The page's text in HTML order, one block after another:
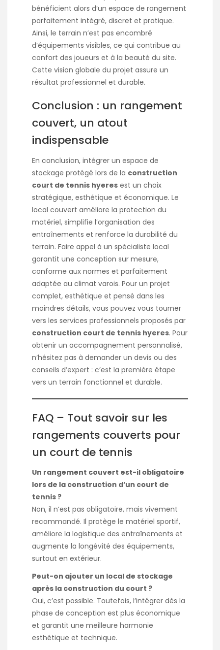
bénéficient alors d’un espace de rangement
parfaitement intégré, discret et pratique.
Ainsi, le terrain n’est pas encombré
d’équipements visibles, ce qui contribue au
confort des joueurs et à la beauté du site.
Cette vision globale du projet assure un
résultat professionnel et durable.
Conclusion : un rangement
couvert, un atout
indispensable
En conclusion, intégrer un espace de
stockage protégé lors de la construction
court de tennis hyeres est un choix
stratégique, esthétique et économique. Le
local couvert améliore la protection du
matériel, simplifie l’organisation des
entraînements et renforce la durabilité du
terrain. Faire appel à un spécialiste local
garantit une conception sur mesure,
conforme aux normes et parfaitement
adaptée au climat varois. Pour un projet
complet, esthétique et pensé dans les
moindres détails, vous pouvez vous tourner
vers les services professionnels proposés par
construction court de tennis hyeres. Pour
obtenir un accompagnement personnalisé,
n’hésitez pas à demander un devis ou des
conseils d’expert : c’est la première étape
vers un terrain fonctionnel et durable.
FAQ – Tout savoir sur les
rangements couverts pour
un court de tennis
Un rangement couvert est-il obligatoire
lors de la construction d’un court de
tennis ?
Non, il n’est pas obligatoire, mais vivement
recommandé. Il protège le matériel sportif,
améliore la logistique des entraînements et
augmente la longévité des équipements,
surtout en extérieur.
Peut-on ajouter un local de stockage
après la construction du court ?
Oui, c’est possible. Toutefois, l’intégrer dès la
phase de conception est plus économique
et garantit une meilleure harmonie
esthétique et technique.